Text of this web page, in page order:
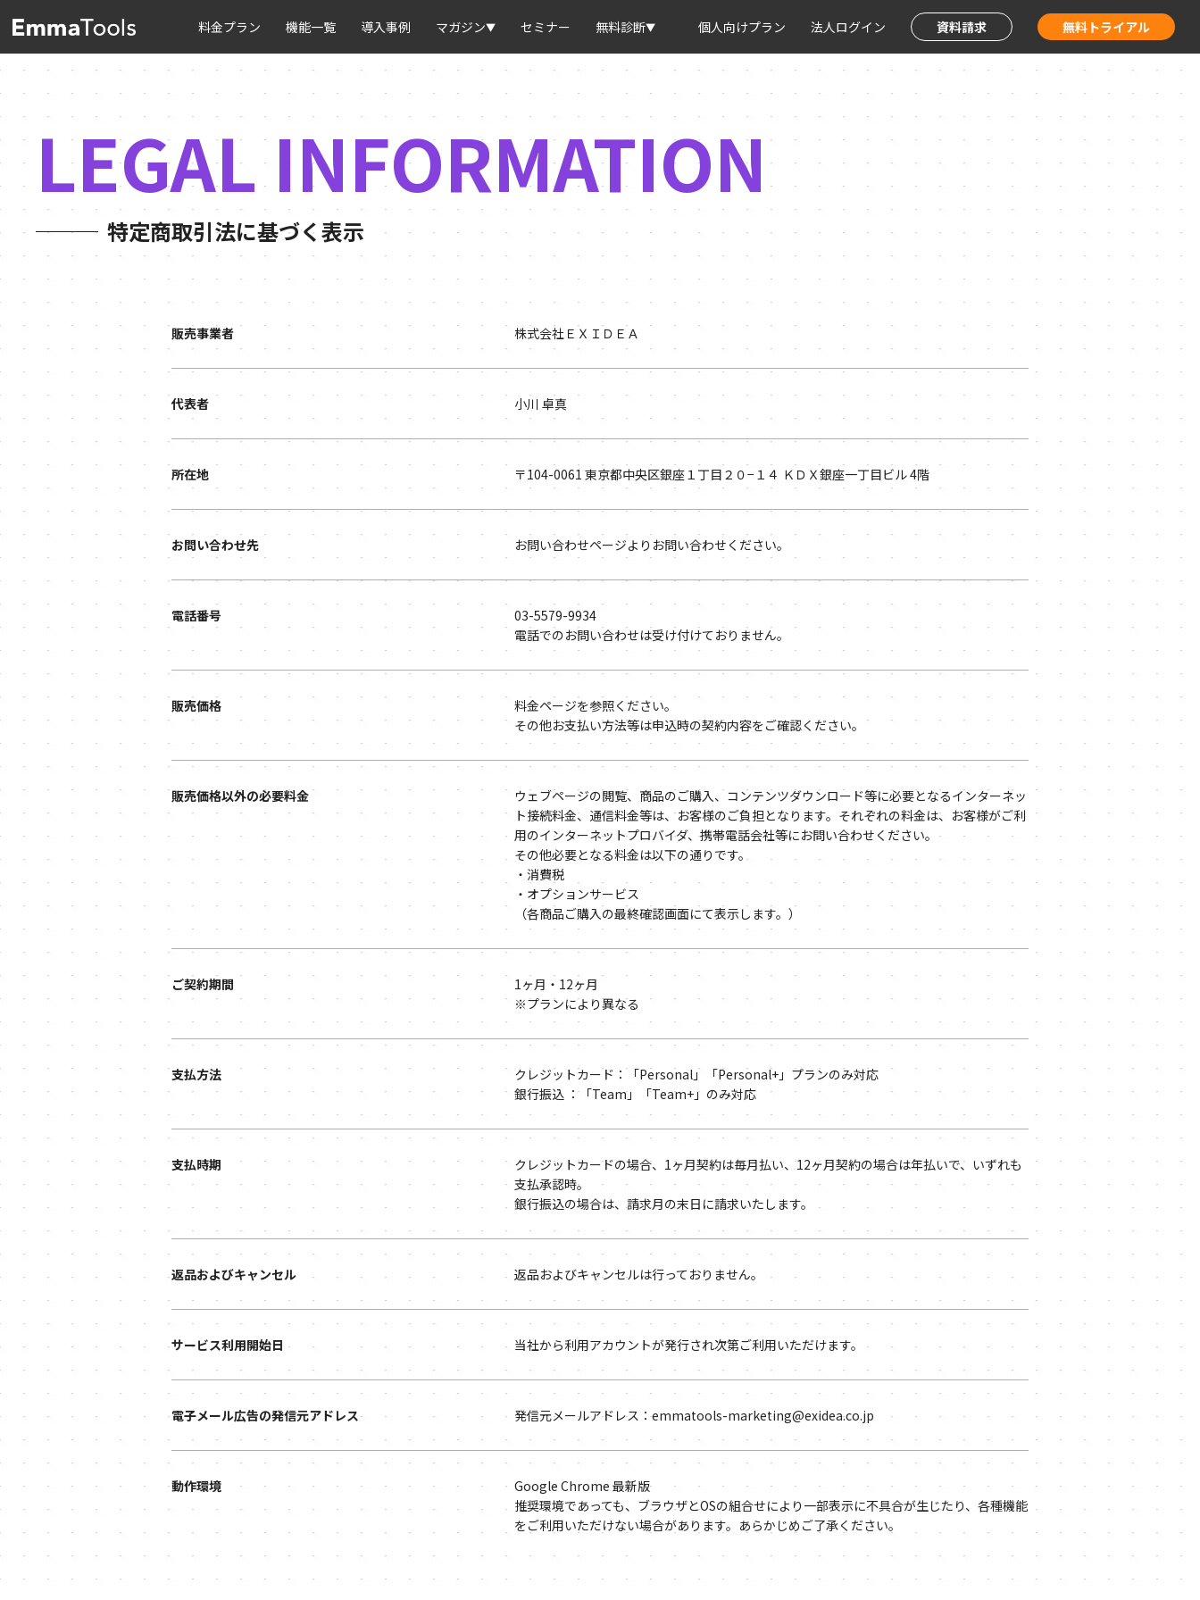
料金プラン 機能一覧 導入事例 マガジン セミナー 無料診断 個人向けプラン 法人ログイン 資料請求 無料トライアル
LEGAL INFORMATION
特定商取引法に基づく表示
販売事業者 株式会社ＥＸＩＤＥＡ
代表者 小川 卓真
所在地 〒104-0061 東京都中央区銀座１丁目２０−１４ ＫＤＸ銀座一丁目ビル 4階
お問い合わせ先 お問い合わせページよりお問い合わせください。
電話番号
03-5579-9934
電話でのお問い合わせは受け付けておりません。
販売価格 料金ページを参照ください。
その他お支払い方法等は申込時の契約内容をご確認ください。
販売価格以外の必要料金
ウェブページの閲覧、商品のご購入、コンテンツダウンロード等に必要となるインターネッ
ト接続料金、通信料金等は、お客様のご負担となります。それぞれの料金は、お客様がご利
用のインターネットプロバイダ、携帯電話会社等にお問い合わせください。
その他必要となる料金は以下の通りです。
・消費税
・オプションサービス
（各商品ご購入の最終確認画面にて表示します。）
ご契約期間
1ヶ月・12ヶ月
※プランにより異なる
支払方法
クレジットカード：「Personal」「Personal+」プランのみ対応
銀行振込 ：「Team」「Team+」のみ対応
支払時期
クレジットカードの場合、1ヶ月契約は毎月払い、12ヶ月契約の場合は年払いで、いずれも
支払承認時。
銀行振込の場合は、請求月の末日に請求いたします。
返品およびキャンセル 返品およびキャンセルは行っておりません。
サービス利用開始日 当社から利用アカウントが発行され次第ご利用いただけます。
電子メール広告の発信元アドレス 発信元メールアドレス：emmatools-marketing@exidea.co.jp
動作環境
Google Chrome 最新版
推奨環境であっても、ブラウザとOSの組合せにより一部表示に不具合が生じたり、各種機能
をご利用いただけない場合があります。あらかじめご了承ください。